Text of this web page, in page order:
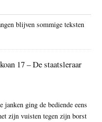
blijven sommige teksten
17 – De staatsleraar
janken ging de bediende eens
zijn vuisten tegen zijn borst